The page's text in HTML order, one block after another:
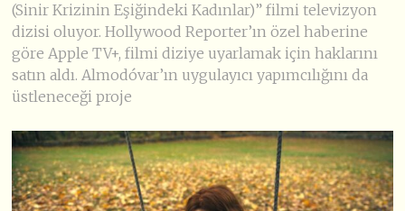
(Sinir Krizinin Eşiğindeki Kadınlar)” filmi televizyon
dizisi oluyor. Hollywood Reporter’ın özel haberine
göre Apple TV+, filmi diziye uyarlamak için haklarını
satın aldı. Almodóvar’ın uygulayıcı yapımcılığını da
üstleneceği proje